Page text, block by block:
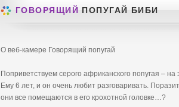
ГОВОРЯЩИЙ ПОПУГАЙ БИБИ
О веб-камере Говорящий попугай
Поприветствуем серого африканского попугая –
Ему 6 лет, и он очень любит разговаривать.
они все помещаются в его крохотной головке…?